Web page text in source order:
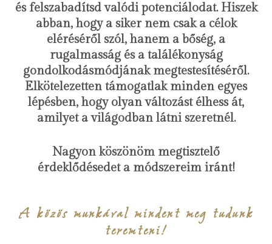
és felszabadítsd valódi potenciálodat. Hiszek
abban, hogy a siker nem csak a célok
eléréséről szól, hanem a bőség, a
rugalmasság és a találékonyság
gondolkodásmódjának megtestesítéséről.
Elkötelezetten támogatlak minden egyes
lépésben, hogy olyan változást élhess át,
amilyet a világodban látni szeretnél.
Nagyon köszönöm megtisztelő
érdeklődésedet a módszereim iránt!
A közös munkával mindent meg tudunk
teremteni!